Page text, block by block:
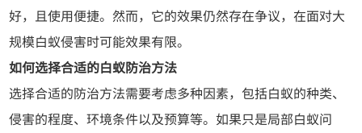
好，且使用便捷。然而，它的效果仍然存在争议，在面对大
规模白蚁侵害时可能效果有限。
如何选择合适的白蚁防治方法
选择合适的防治方法需要考虑多种因素，包括白蚁的种类、
侵害的程度、环境条件以及预算等。如果只是局部白蚁问